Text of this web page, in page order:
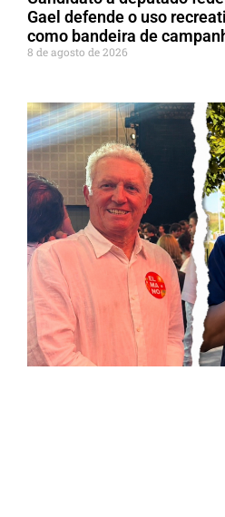
Gael defende o uso
como bandeira de
8 de agosto de 2026